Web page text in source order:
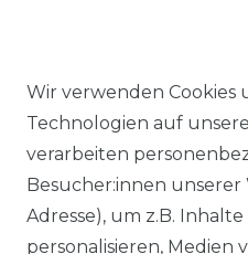
Ähnlicher
Brax -
Wir verwenden Cookies
Technologien auf
verarbeiten
Besucher:innen unserer
Adresse), um z.B.
personalisieren, Medien